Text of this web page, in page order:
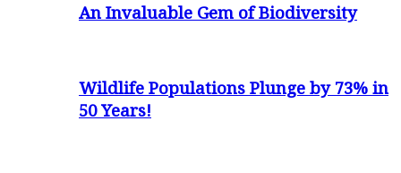
An Invaluable Gem of Biodiversity
Wildlife Populations Plunge by 73% in
50 Years!